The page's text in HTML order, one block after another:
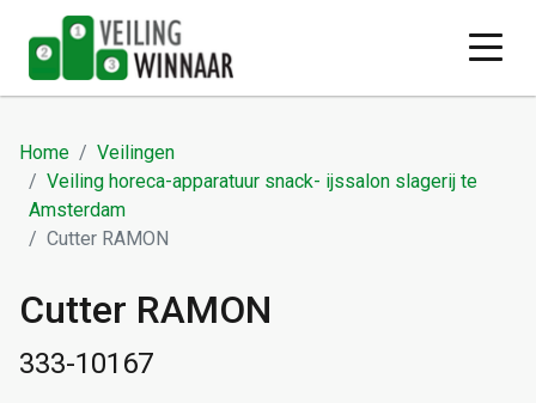
Home
Veilingen
Veiling horeca-apparatuur snack- ijssalon slagerij te
Amsterdam
Cutter RAMON
Cutter RAMON
333-10167